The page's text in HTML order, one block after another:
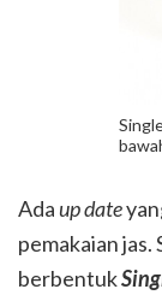
Adaup date
pemakaian jas.
berbentuk